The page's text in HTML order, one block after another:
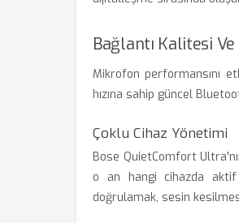
Bağlantı Kalitesi
Mikrofon performansını
hızına sahip güncel
Çoklu Cihaz Yönetimi
Bose QuietComfort
o an hangi cihazda aktif
doğrulamak, sesin